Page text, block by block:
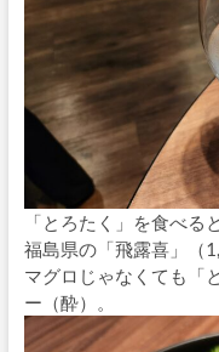
「とろたく」を食べ
福島県の「飛露喜」（
マグロじゃなくても「
ー（酔）。